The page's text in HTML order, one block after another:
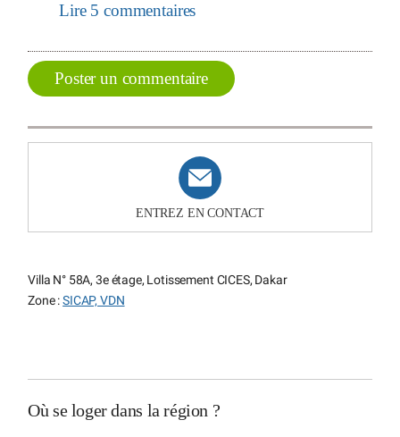
Lire 5 commentaires
Poster un commentaire
ENTREZ EN CONTACT
Villa N° 58A, 3e étage, Lotissement CICES, Dakar
Zone :SICAP, VDN
Où se loger dans la région ?